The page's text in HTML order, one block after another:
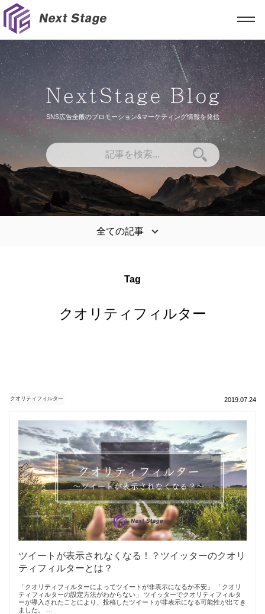
SNS広告全般のプロモーション&マーケティング情報を発信
全ての記事
Tag
クオリティフィルター
クオリティフィルター 2019.07.24
ツイートが表示されなくなる！？ツイッターのクオリ
ティフィルターとは？
「クオリティフィルターによってツイートが非表示になるか不安」 「クオリ
ティフィルターの設定方法がわからない」 ツイッターでクオリティフィルタ
ーが導入されたことにより、投稿したツイートが非表示になる可能性が出てき
ました。 …